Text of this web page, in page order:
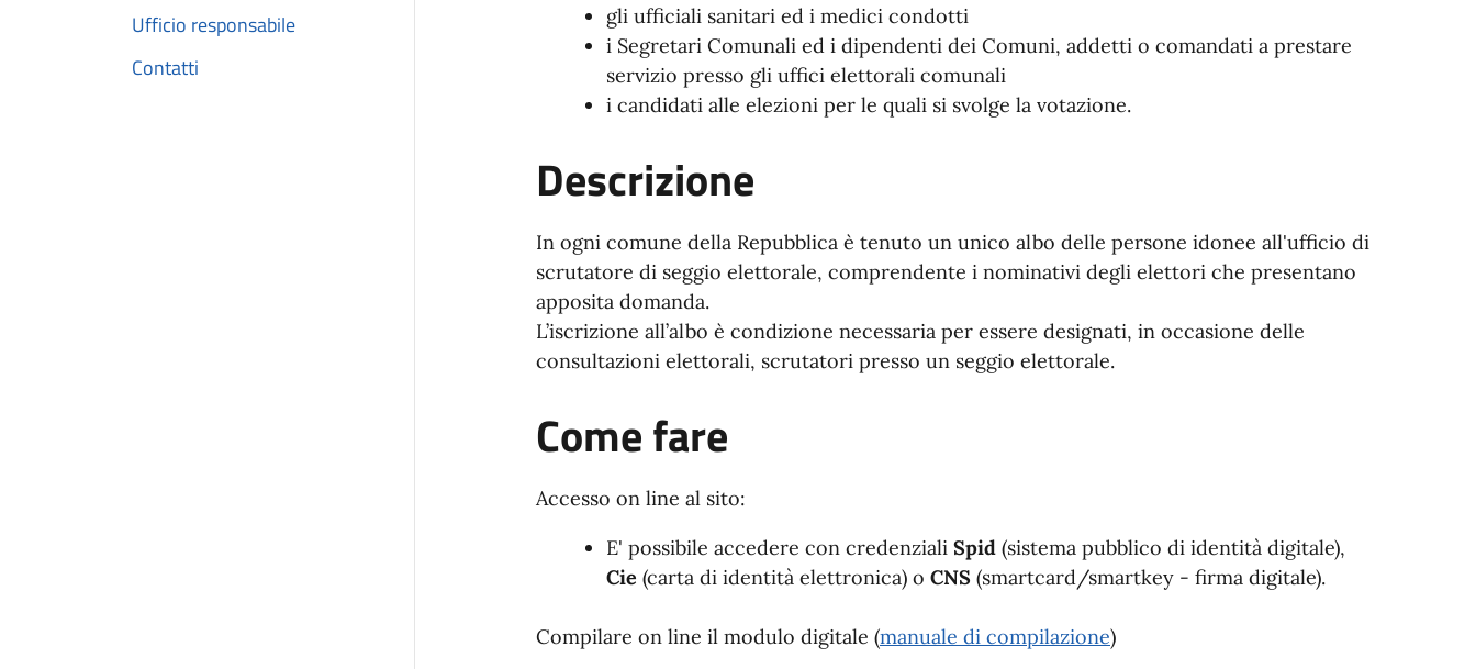
Ufficio responsabile
Contatti
gli ufficiali sanitari ed i medici condotti
i Segretari Comunali ed i dipendenti dei Comuni, addetti o comandati a prestare
servizio presso gli uffici elettorali comunali
i candidati alle elezioni per le quali si svolge la votazione.
Descrizione
In ogni comune della Repubblica è tenuto un unico albo delle persone idonee all'ufficio di
scrutatore di seggio elettorale, comprendente i nominativi degli elettori che presentano
apposita domanda.
L’iscrizione all’albo è condizione necessaria per essere designati, in occasione delle
consultazioni elettorali, scrutatori presso un seggio elettorale.
Come fare
Accesso on line al sito:
E' possibile accedere con credenziali Spid(sistema pubblico di identità digitale),
Cie (carta di identità elettronica) o CNS(smartcard/smartkey - firma digitale).
Compilare on line il modulo digitale (manuale di compilazione)